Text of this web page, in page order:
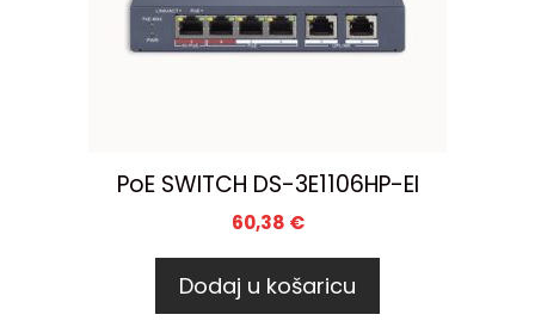
PoE SWITCH DS-3E1106HP-EI
60,38 €
Dodaj u košaricu